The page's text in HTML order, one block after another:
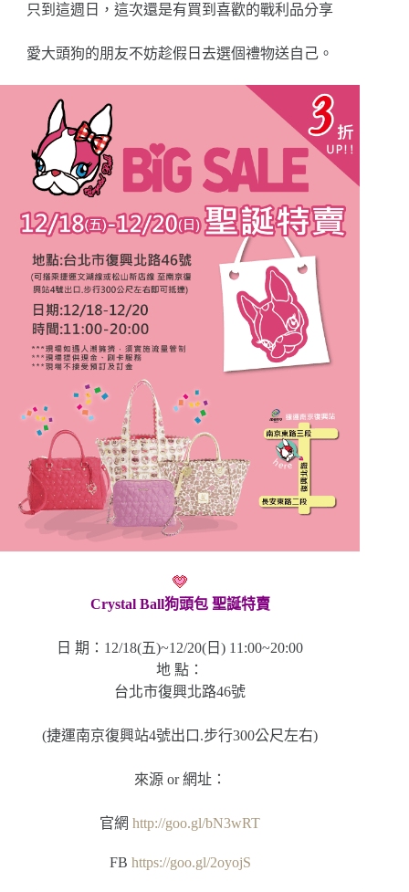
只到這週日，這次還是有買到喜歡的戰利品分享
愛大頭狗的朋友不妨趁假日去選個禮物送自己。
Crystal Ball狗頭包 聖誕特賣
日 期：12/18(五)~12/20(日) 11:00~20:00
地 點：
台北市復興北路46號
(捷運南京復興站4號出口.步行300公尺左右)
來源 or 網址：
官網http://goo.gl/bN3wRT
FB https://goo.gl/2oyojS